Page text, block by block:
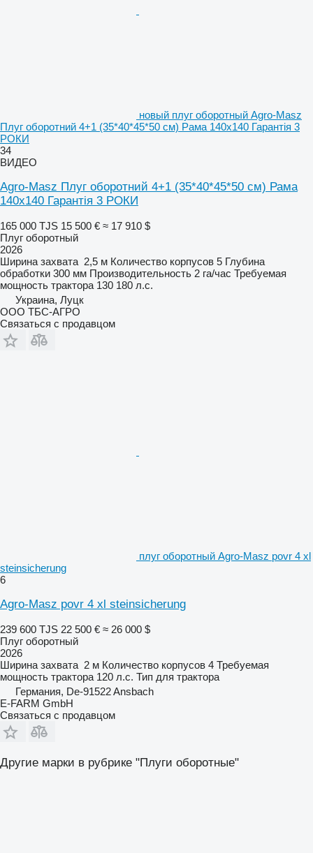
новый плуг оборотный Agro-Masz
Плуг оборотний 4+1 (35*40*45*50 см) Рама 140х140 Гарантія 3
РОКИ
34
ВИДЕО
Agro-Masz Плуг оборотний 4+1 (35*40*45*50 см) Рама
140х140 Гарантія 3 РОКИ
165 000 TJS 15 500 € ≈ 17 910 $
Плуг оборотный
2026
Ширина захвата 2,5 м Количество корпусов 5 Глубина
обработки 300 мм Производительность 2 га/час Требуемая
мощность трактора 130 180 л.с.
Украина, Луцк
ООО ТБС-АГРО
Связаться с продавцом
плуг оборотный Agro-Masz povr 4 xl
steinsicherung
6
Agro-Masz povr 4 xl steinsicherung
239 600 TJS 22 500 € ≈ 26 000 $
Плуг оборотный
2026
Ширина захвата 2 м Количество корпусов 4 Требуемая
мощность трактора 120 л.с. Тип для трактора
Германия, De-91522 Ansbach
E-FARM GmbH
Связаться с продавцом
Другие марки в рубрике "Плуги оборотные"